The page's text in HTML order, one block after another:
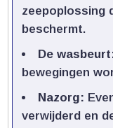
zeepoplossing
beschermt.​
De
bewegingen
Nazorg:
verwijderd en